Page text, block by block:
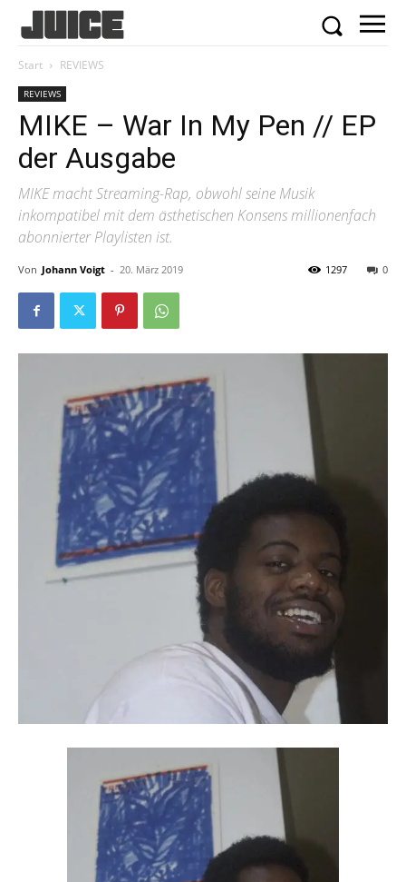
Start REVIEWS
REVIEWS
MIKE – War In My Pen // EP
der Ausgabe
MIKE macht Streaming-Rap, obwohl seine Musik
inkompatibel mit dem ästhetischen Konsens millionenfach
abonnierter Playlisten ist.
Von Johann Voigt - 20. März 2019 0
1297